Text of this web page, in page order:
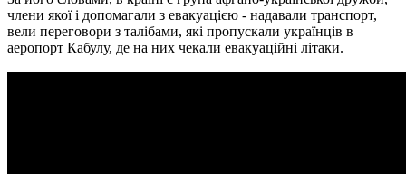
члени якої і допомагали з евакуацією - надавали транспорт,
вели переговори з талібами, які пропускали українців в
аеропорт Кабулу, де на них чекали евакуаційні літаки.